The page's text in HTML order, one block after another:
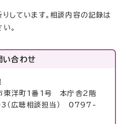
しています。相談内容の記録は
。
い合わせ
洋町1番1号 本庁舎2階
広聴相談担当） 0797-